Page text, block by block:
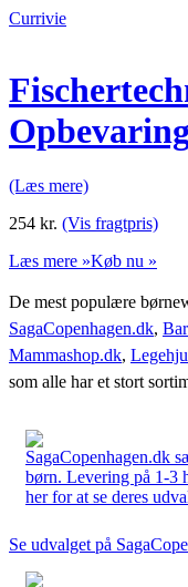
Currivie
(Læs mere)
254 kr. (Vis fragtpris)
Læs mere »Køb nu »
De mest populære
SagaCopenhagen.dk,
Mammashop.dk,
som alle har et stort
SagaCopenhagen.dk
børn. Levering på 1-3
her for at se deres
Se udvalget på